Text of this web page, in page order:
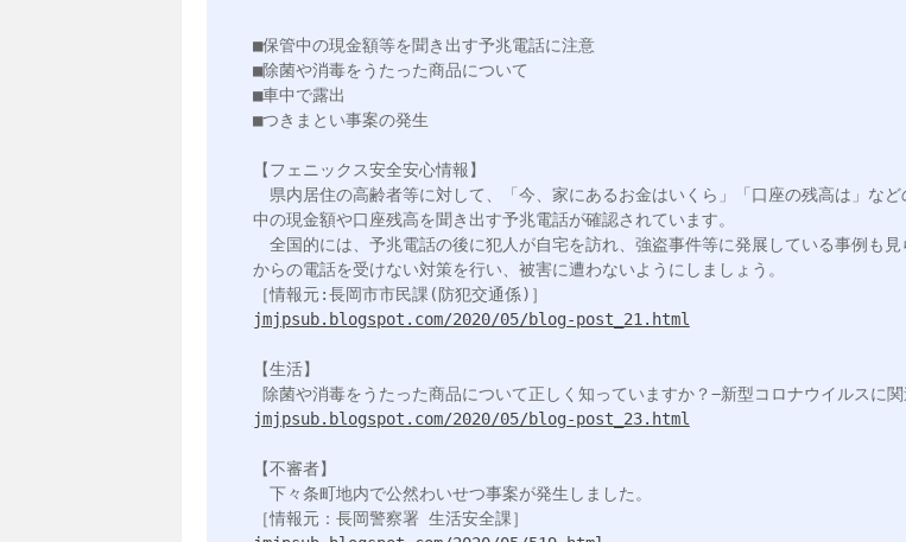
■保管中の現金額等を聞き出す予兆電話に注意
■除菌や消毒をうたった商品について
■車中で露出
■つきまとい事案の発生
【フェニックス安全安心情報】
県内居住の高齢者等に対して、「今、家にあるお金はいくら」「口座の残高は」など
中の現金額や口座残高を聞き出す予兆電話が確認されています。
全国的には、予兆電話の後に犯人が自宅を訪れ、強盗事件等に発展している事例も見
からの電話を受けない対策を行い、被害に遭わないようにしましょう。
jmjpsub.blogspot.com/2020/05/blog-post_21.html
【生活】
jmjpsub.blogspot.com/2020/05/blog-post_23.html
【不審者】
下々条町地内で公然わいせつ事案が発生しました。